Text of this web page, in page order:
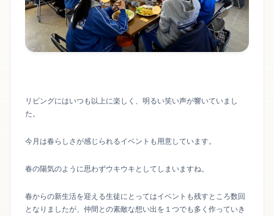
リビングにはいつも以上に楽しく、明るい笑い声が響いていまし
た。
今月は春らしさが感じられるイベントも用意しています。
春の陽気のように思わずウキウキとしてしまいますね。
春からの新生活を迎える生徒にとってはイベントも残すところ数回
となりましたが、仲間との素敵な想い出を１つでも多く作っていき